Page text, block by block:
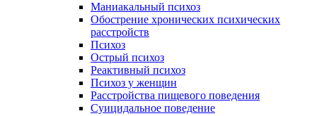
Маниакальный психоз
Обострение хронических психических
расстройств
Психоз
Острый психоз
Реактивный психоз
Психоз у женщин
Расстройства пищевого поведения
Суицидальное поведение